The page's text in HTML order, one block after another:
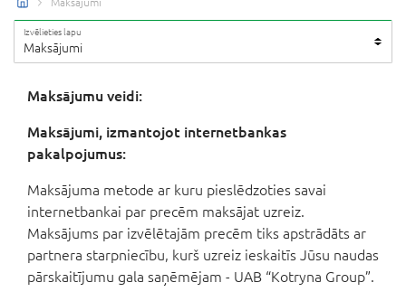
Maksājumi
Izvēlieties lapu
Maksājumi
Maksājumu veidi:
Maksājumi, izmantojot internetbankas
pakalpojumus:
Maksājuma metode ar kuru pieslēdzoties savai
internetbankai par precēm maksājat uzreiz.
Maksājums par izvēlētajām precēm tiks apstrādāts ar
partnera starpniecību, kurš uzreiz ieskaitīs Jūsu naudas
pārskaitījumu gala saņēmējam - UAB “Kotryna Group”.